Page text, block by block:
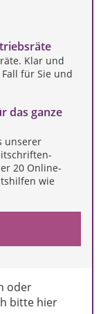
Klar und
für Sie und
das ganze
unserer
20 Online-
wie
oder
bitte hier